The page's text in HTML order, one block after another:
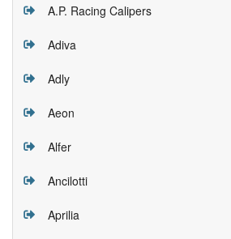
A.P. Racing Calipers
Adiva
Adly
Aeon
Alfer
Ancilotti
Aprilia